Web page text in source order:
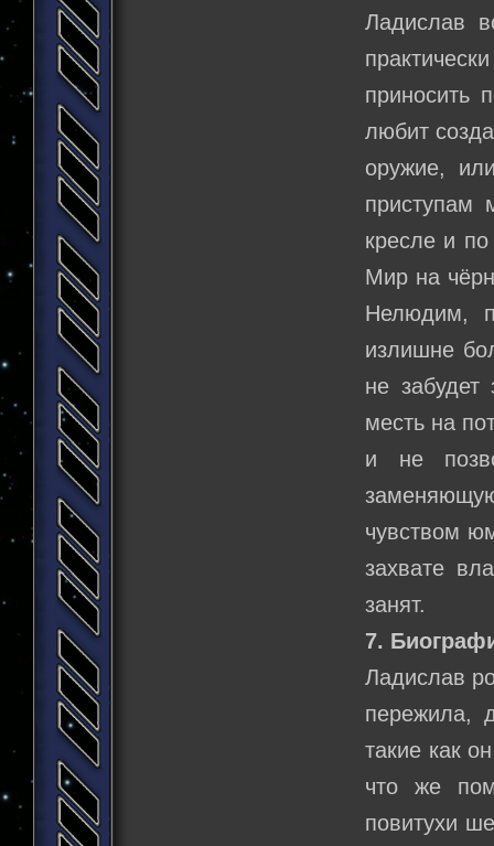
Ладислав
приносить
любит
оружие,
приступам
кресле и
Мир на
Нелюдим,
излишне
не забудет
месть на
и не
чувством
захвате
занят.
7.
Ладислав
пережила,
такие как
что же
повитухи